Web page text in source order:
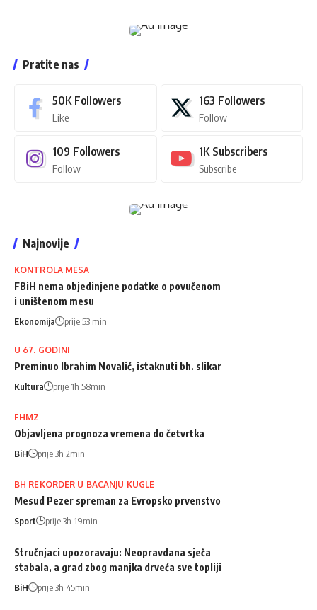
Pratite nas
50K Followers
Like
163 Followers
Follow
109 Followers
Follow
1K Subscribers
Subscribe
Najnovije
KONTROLA MESA
FBiH nema objedinjene podatke o povučenom
i uništenom mesu
Ekonomija prije 53 min
U 67. GODINI
Preminuo Ibrahim Novalić, istaknuti bh. slikar
Kultura prije 1h 58min
FHMZ
Objavljena prognoza vremena do četvrtka
BiH prije 3h 2min
BH REKORDER U BACANJU KUGLE
Mesud Pezer spreman za Evropsko prvenstvo
Sport prije 3h 19min
Stručnjaci upozoravaju: Neopravdana sječa
stabala, a grad zbog manjka drveća sve topliji
BiH prije 3h 45min